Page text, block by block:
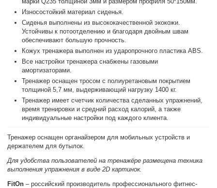
Износостойкий материал сиденья.
Сиденья выполнены из высококачественной экокожи.
Устойчивы к потоотделению и благодаря двойным швам
обеспечивают большую прочность.
Кожух тренажера выполнен из ударопрочного пластика ABS.
Все настройки тренажера снабжены газовыми
амортизаторами.
Тренажер оснащен тросом с полиуретановым покрытием
толщиной 5,7 мм, выдерживающий нагрузку 1400 кг.
Тренажер имеет счетчик количества сделанных упражнений,
время тренировки и средний расход калорий, а также
индивидуальные настройки под каждого клиента.
Тренажер оснащен органайзером для мобильных устройств и
держателем для бутылок.
Для удобства пользователей на тренажёре размещена техника
выполнения упражнения в виде 2D картинок.
FitOn– российский производитель профессионального фитнес-